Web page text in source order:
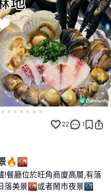
22 1
🔥🌇
餐廳位於旺角商廈高層,有落
落美景🌇或者鬧市夜景🌃